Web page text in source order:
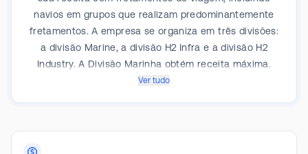
navios em grupos que realizam predominantemente
fretamentos. A empresa se organiza em três divisões:
a divisão Marine, a divisão H2 Infra e a divisão H2
Industry. A Divisão Marinha obtém receita máxima.
Ver tudo